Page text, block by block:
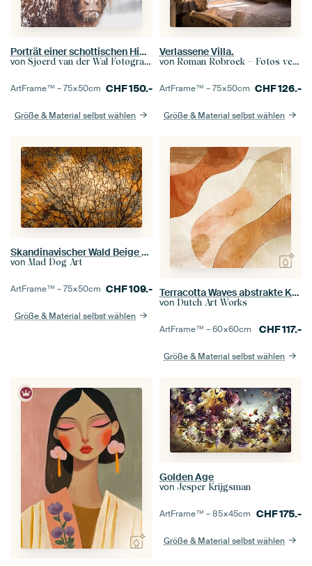
Porträt einer schottischen Highlander-Kuh in einem verschneiten Wald
von Sjoerd van der Wal Fotografie
ArtFrame™ –75×50cm CHF150.-
Größe & Material selbst wählen
Verlassene Villa.
von Roman Robroek – Fotos verlassener Gebäude
ArtFrame™ –75×50cm CHF126.-
Größe & Material selbst wählen
Skandinavischer Wald Beige Ocker
von Mad Dog Art
ArtFrame™ –75×50cm CHF109.-
Größe & Material selbst wählen
Terracotta Waves abstrakte Kunst in Erdtönen
von Dutch Art Works
ArtFrame™ –60×60cm CHF117.-
Größe & Material selbst wählen
Golden Age
von Jesper Krijgsman
ArtFrame™ –85×45cm CHF175.-
Größe & Material selbst wählen